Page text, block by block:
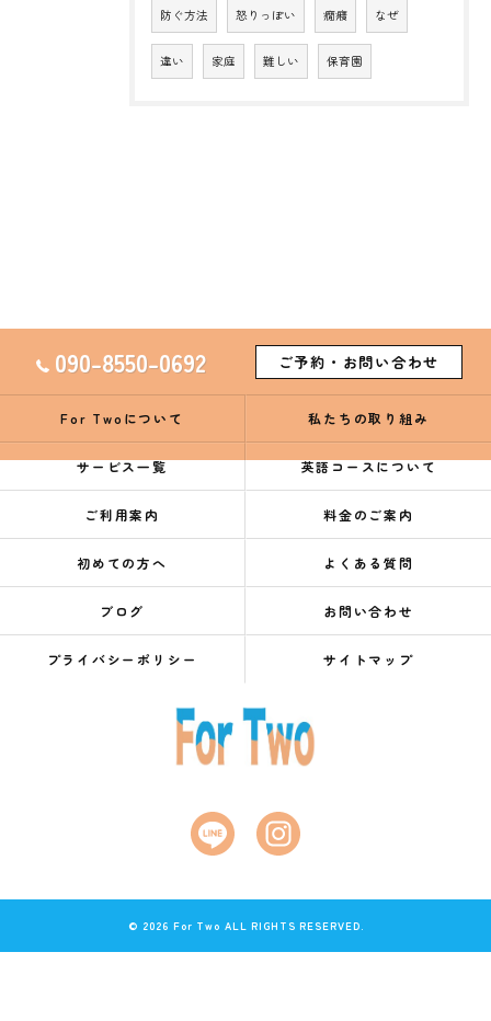
防ぐ方法 怒りっぽい 癇癪 なぜ
違い 家庭 難しい 保育園
090-8550-0692 ご予約・お問い合わせ
For Twoについて 私たちの取り組み
サービス一覧 英語コースについて
ご利用案内 料金のご案内
初めての方へ よくある質問
ブログ お問い合わせ
プライバシーポリシー サイトマップ
© 2026 For Two ALL RIGHTS RESERVED.